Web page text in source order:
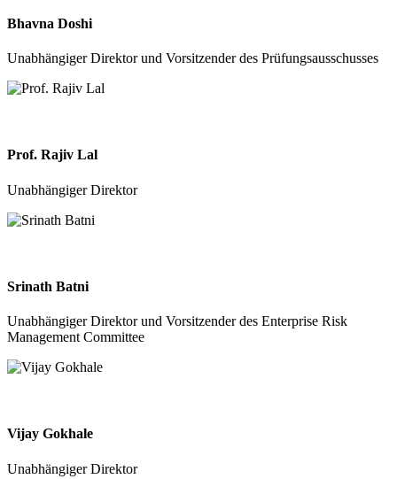
Bhavna Doshi
Unabhängiger Direktor und Vorsitzender des Prüfungsausschusses
Prof. Rajiv Lal
Unabhängiger Direktor
Srinath Batni
Unabhängiger Direktor und Vorsitzender des Enterprise Risk
Management Committee
Vijay Gokhale
Unabhängiger Direktor